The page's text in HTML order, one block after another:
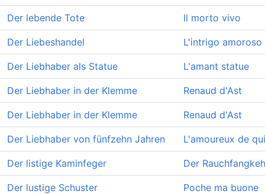
Der lebende Tote Il morto vivo
Der Liebeshandel L'intrigo amoroso
Der Liebhaber als Statue L'amant statue
Der Liebhaber in der Klemme Renaud d'Ast
Der Liebhaber in der Klemme Renaud d'Ast
Der Liebhaber von fünfzehn Jahren L'amoureux de
Der listige Kaminfeger Der
Der lustige Schuster Poche ma buone